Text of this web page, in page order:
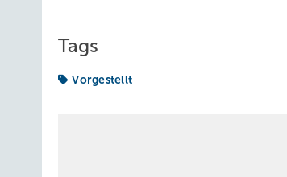
Tags
Vorgestellt